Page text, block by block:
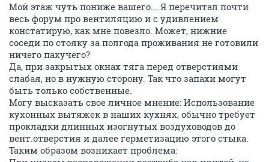
Мой этаж чуть пониже вашего... Я перечитал почти
весь форум про вентиляцию и с удивлением
констатирую, как мне повезло. Может, нижние
соседи по стояку за полгода проживания не готовили
ничего пахучего?
Да, при закрытых окнах тяга перед отверстиями
слабая, но в нужную сторону. Так что запахи могут
быть только собственные.
Могу высказать свое личное мнение: Использование
кухонных вытяжек в наших кухнях, обычно требует
прокладки длинных изогнутых воздуховодов до
вент.отверстия и далее герметизацию этого стыка.
Таким образом возникает проблема: